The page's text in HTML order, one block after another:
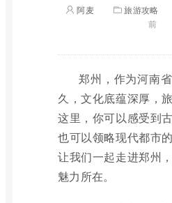
阿麦 旅游攻略
前
郑州，作为河南
久，文化底蕴深厚，
这里，你可以感受到
也可以领略现代都市
让我们一起走进郑州
魅力所在。